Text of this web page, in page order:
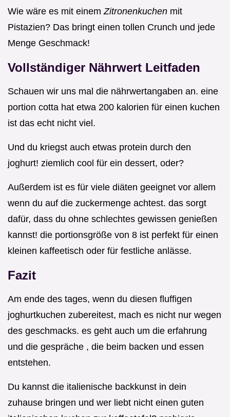
Wie wäre es mit einemZitronenkuchen mit
Pistazien? Das bringt einen tollen Crunch und jede
Menge Geschmack!
Vollständiger Nährwert Leitfaden
Schauen wir uns mal die nährwertangaben an. eine
portion cotta hat etwa 200 kalorien für einen kuchen
ist das echt nicht viel.
Und du kriegst auch etwas protein durch den
joghurt! ziemlich cool für ein dessert, oder?
Außerdem ist es für viele diäten geeignet vor allem
wenn du auf die zuckermenge achtest. das sorgt
dafür, dass du ohne schlechtes gewissen genießen
kannst! die portionsgröße von 8 ist perfekt für einen
kleinen kaffeetisch oder für festliche anlässe.
Fazit
Am ende des tages, wenn du diesen fluffigen
joghurtkuchen zubereitest, mach es nicht nur wegen
des geschmacks. es geht auch um die erfahrung
und die gespräche , die beim backen und essen
entstehen.
Du kannst die italienische backkunst in dein
zuhause bringen und wer liebt nicht einen guten